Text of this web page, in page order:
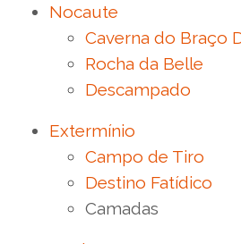
Nocaute
Caverna do Braço
Rocha da Belle
Descampado
Extermínio
Campo de Tiro
Destino Fatídico
Camadas